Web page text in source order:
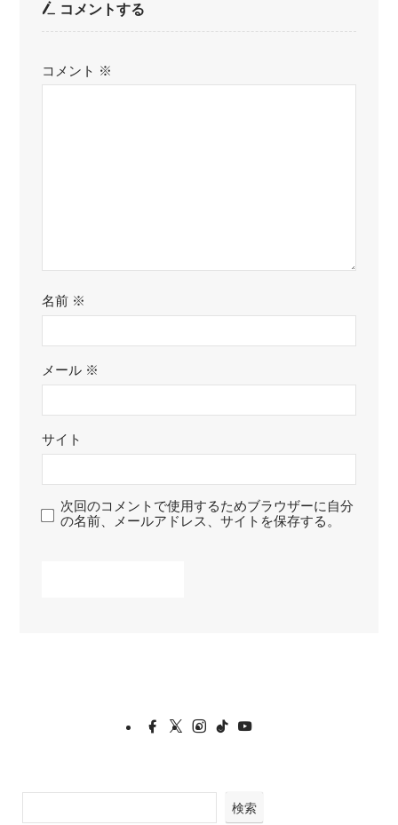
コメントする
コメント ※
名前 ※
メール ※
サイト
次回のコメントで使用するためブラウザーに自分
の名前、メールアドレス、サイトを保存する。
検索